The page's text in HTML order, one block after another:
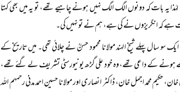
یہ بات کہ دونوں الگ الگ نہیں ہونے چاہیے تھے، تو یہ میں بھی کہتا
ہے کہ انگریزوں نے کی ہے، ہم نے تو نہیں کی۔
پہلے شیخ الہند مولانا محمود حسنؒ نے چلائی تھی۔ میں تاریخ کے
ہونے کے داعی تھے، وہ خود علی گڑھ یونیورسٹی تشریف لے گئے تھے،
حکیم محمد اجمل خان، ڈاکٹر انصاری اور مولانا حسین احمد مدنی رحمہم اللہ